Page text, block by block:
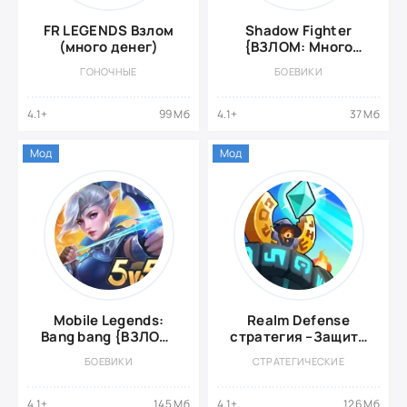
FR LEGENDS Взлом
(много денег)
ГОНОЧНЫЕ
4.1+ 99 Мб
Shadow Fighter
{ВЗЛОМ: Много
БОЕВИКИ
4.1+ 37 Мб
Mobile Legends:
Bang bang {ВЗЛОМ:
БОЕВИКИ
4.1+ 145 Мб
Мод
Realm Defense
стратегия –Защита
на деньги}
СТРАТЕГИЧЕСКИЕ
4.1+ 126 Мб
Мод